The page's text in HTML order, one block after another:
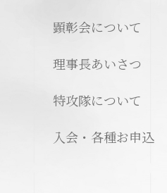
顕彰会について
理事長あいさつ
特攻隊について
入会・各種お申込